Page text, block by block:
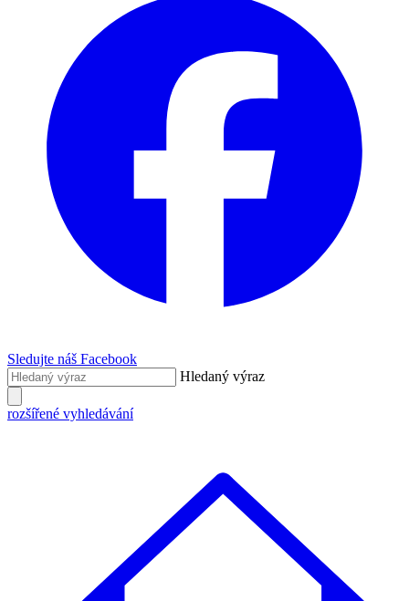
Sledujte náš Facebook
Hledaný výraz
rozšířené vyhledávání